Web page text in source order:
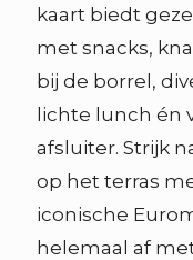
kaart biedt
met snacks,
bij de borrel,
lichte lunch én
afsluiter. Strijk
op het terras
iconische
helemaal af